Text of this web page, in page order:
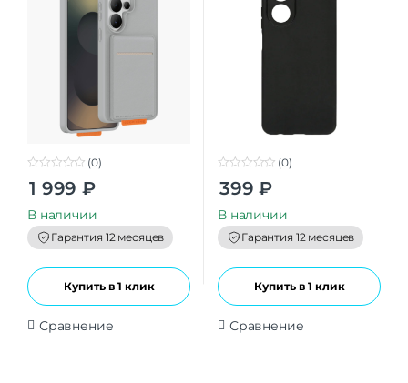
t
o
f
5
(0)
1 999 ₽
В наличии
Гарантия 12 месяцев
Купить в 1 клик
Сравнение
o
t
o
f
5
(0)
399 ₽
В наличии
Гарантия 12 месяцев
Купить в 1 клик
Сравнение